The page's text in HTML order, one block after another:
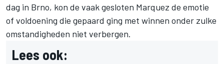
dag in Brno, kon de vaak gesloten Marquez de emotie
of voldoening die gepaard ging met winnen onder zulke
omstandigheden niet verbergen.
Lees ook: